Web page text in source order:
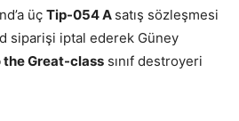
üç Tip-054 A satış sözleşmesi
siparişi iptal ederek Güney
Great-class sınıf destroyeri